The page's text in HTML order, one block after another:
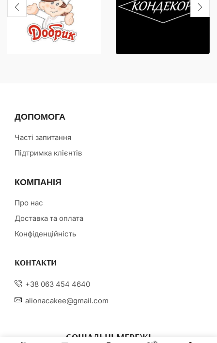
ДОПОМОГА
Часті запитання
Підтримка клієнтів
КОМПАНІЯ
Про нас
Доставка та оплата
Конфіденційність
КОНТАКТИ
+38 063 454 4640
alionacakee@gmail.com
СОЦІАЛЬНІ МЕРЕЖІ